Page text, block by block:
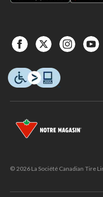
© 2026 La Société Canadian Tire